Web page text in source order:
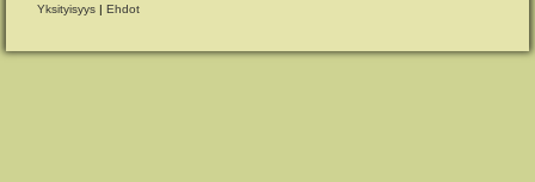
Yksityisyys | Ehdot